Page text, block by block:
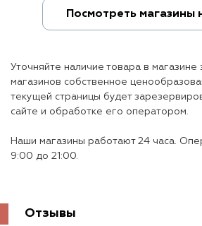
Посмотреть магазины
Уточняйте наличие товара в магазине
магазинов собственное
текущей страницы будет
сайте и обработке его оператором.
Наши магазины работают 24 часа.
9:00 до 21:00.
Отзывы